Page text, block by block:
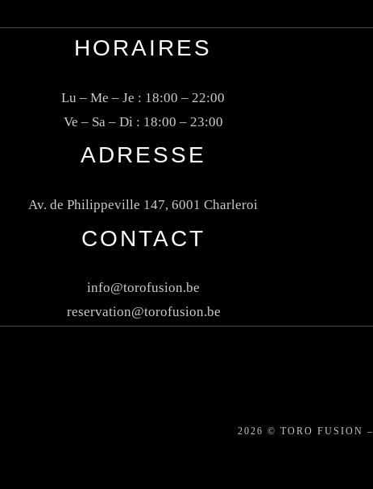
HORAIRES
Lu – Me – Je : 18:00 – 22:00
Ve – Sa – Di : 18:00 – 23:00
ADRESSE
Av. de Philippeville 147, 6001 Charleroi
CONTACT
info@torofusion.be
reservation@torofusion.be
2026 © TORO FUSION –